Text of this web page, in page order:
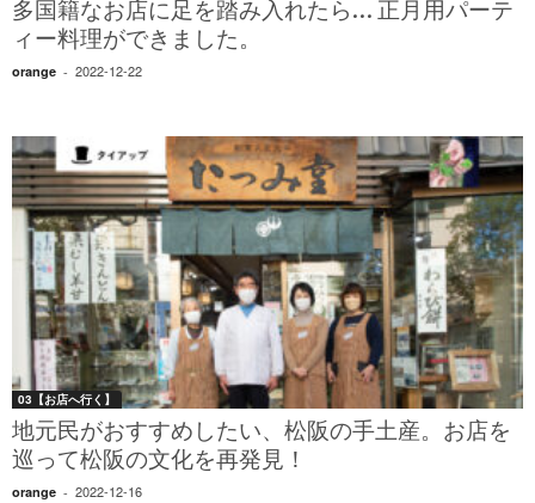
多国籍なお店に足を踏み入れたら… 正月用パーテ
ィー料理ができました。
orange - 2022-12-22
03【お店へ行く】
地元民がおすすめしたい、松阪の手土産。お店を
巡って松阪の文化を再発見！
orange - 2022-12-16